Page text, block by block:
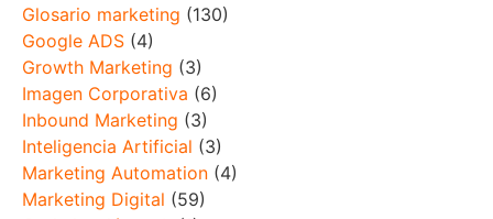
Glosario marketing (130)
Google ADS (4)
Growth Marketing (3)
Imagen Corporativa (6)
Inbound Marketing (3)
Inteligencia Artificial (3)
Marketing Automation (4)
Marketing Digital (59)